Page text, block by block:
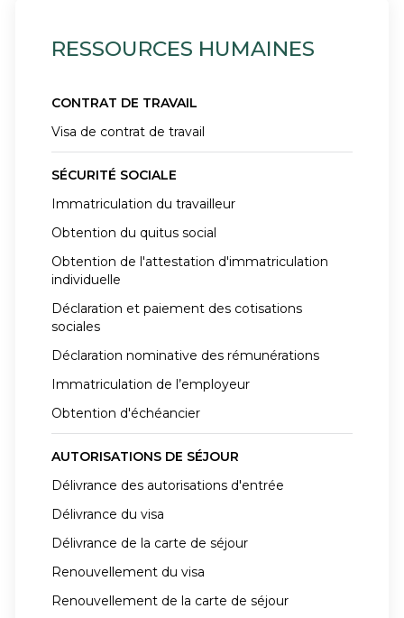
RESSOURCES HUMAINES
CONTRAT DE TRAVAIL
Visa de contrat de travail
SÉCURITÉ SOCIALE
Immatriculation du travailleur
Obtention du quitus social
Obtention de l'attestation d'immatriculation
individuelle
Déclaration et paiement des cotisations
sociales
Déclaration nominative des rémunérations
Immatriculation de l’employeur
Obtention d'échéancier
AUTORISATIONS DE SÉJOUR
Délivrance des autorisations d'entrée
Délivrance du visa
Délivrance de la carte de séjour
Renouvellement du visa
Renouvellement de la carte de séjour